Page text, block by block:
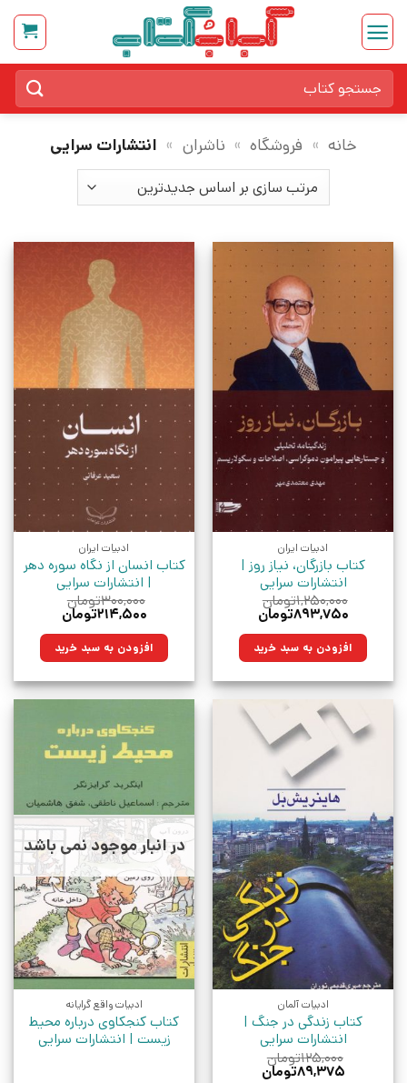
Skip
content
برای:
خانه » فروشگاه » ناشران » انتشارات سرایی
ادبیات ایران
کتاب بازرگان، نیاز روز |
انتشارات سرایی
۱,۲۵۰,۰۰۰تومان
قیمت
۱,۲۵۰,۰۰۰تومان
بود.
۸۹۳,۷۵۰تومان
۸۹۳,۷۵۰تومان.افزودن به سبد خرید
ادبیات ایران
کتاب انسان از نگاه سوره دهر
| انتشارات سرایی
۳۰۰,۰۰۰تومان
قیمت
۳۰۰,۰۰۰تومان
بود.
۲۱۴,۵۰۰تومان
۲۱۴,۵۰۰تومان.افزودن به سبد خرید
ادبیات آلمان
کتاب زندگی در جنگ |
انتشارات سرایی
۱۲۵,۰۰۰تومان
قیمت
۸۹,۳۷۵تومان
در انبار موجود نمی باشد
ادبیات واقع گرایانه
کتاب کنجکاوی درباره محیط
زیست | انتشارات سرایی